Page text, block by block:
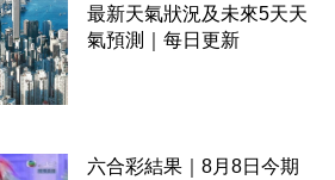
最新天氣狀況及未來5天天
氣預測｜每日更新
六合彩結果｜8月8日今期